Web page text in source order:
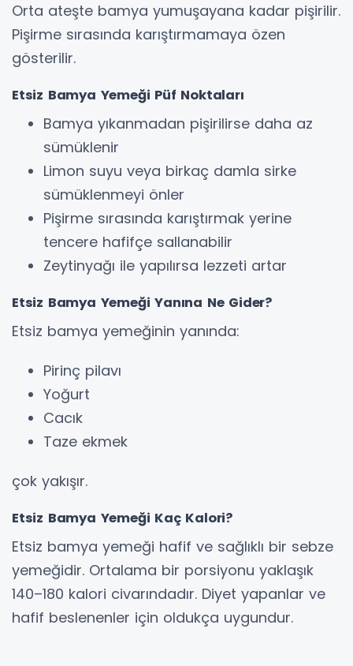
Orta ateşte bamya yumuşayana kadar pişirilir.
Pişirme sırasında karıştırmamaya özen
gösterilir.
Etsiz Bamya Yemeği Püf Noktaları
Bamya yıkanmadan pişirilirse daha az
sümüklenir
Limon suyu veya birkaç damla sirke
sümüklenmeyi önler
Pişirme sırasında karıştırmak yerine
tencere hafifçe sallanabilir
Zeytinyağı ile yapılırsa lezzeti artar
Etsiz Bamya Yemeği Yanına Ne Gider?
Etsiz bamya yemeğinin yanında:
Pirinç pilavı
Yoğurt
Cacık
Taze ekmek
çok yakışır.
Etsiz Bamya Yemeği Kaç Kalori?
Etsiz bamya yemeği hafif ve sağlıklı bir sebze
yemeğidir. Ortalama bir porsiyonu yaklaşık
140–180 kalori civarındadır. Diyet yapanlar ve
hafif beslenenler için oldukça uygundur.